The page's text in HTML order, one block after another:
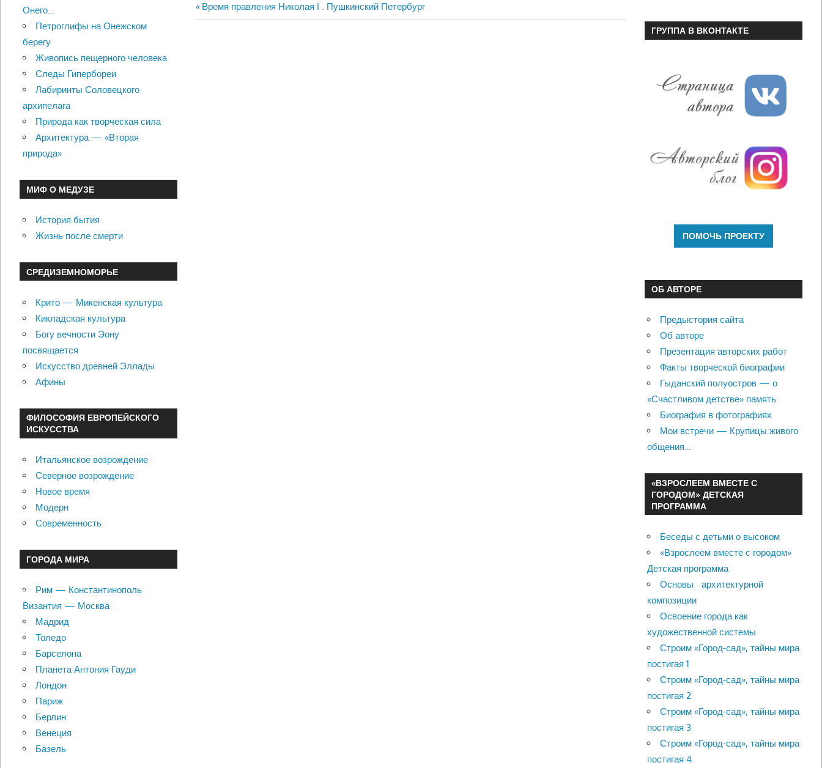
Навигация
Previous
Post:
Время правления Николая I . Пушкинский Петербург
Онего…
Петроглифы на Онежском
берегу
Живопись пещерного человека
Следы Гипербореи
Лабиринты Соловецкого
архипелага
Природа как творческая сила
Архитектура — «Вторая
природа»
МИФ О МЕДУЗЕ
История бытия
Жизнь после смерти
СРЕДИЗЕМНОМОРЬЕ
Крито — Микенская культура
Кикладская культура
Богу вечности Эону
посвящается
Искусство древней Эллады
Афины
ФИЛОСОФИЯ ЕВРОПЕЙСКОГО
ИСКУССТВА
Итальянское возрождение
Северное возрождение
Новое время
Модерн
Современность
ГОРОДА МИРА
Рим — Константинополь
Византия — Москва
Мадрид
Толедо
Барселона
Планета Антония Гауди
Лондон
Париж
Берлин
Венеция
Базель
ГРУППА В ВКОНТАКТЕ
ОБ АВТОРЕ
Предыстория сайта
Об авторе
Презентация авторских работ
Факты творческой биографии
Гыданский полуостров — о
«Счастливом детстве» память
Биография в фотографиях
Мои встречи — Крупицы живого
общения…
«ВЗРОСЛЕЕМ ВМЕСТЕ С
ГОРОДОМ» ДЕТСКАЯ
ПРОГРАММА
Беседы с детьми о высоком
«Взрослеем вместе с городом»
Детская программа
Основы архитектурной
композиции
Освоение города как
художественной системы
Строим «Город-сад», тайны мира
постигая 1
Строим «Город-сад», тайны мира
постигая 2
Строим «Город-сад», тайны мира
постигая 3
Строим «Город-сад», тайны мира
постигая 4